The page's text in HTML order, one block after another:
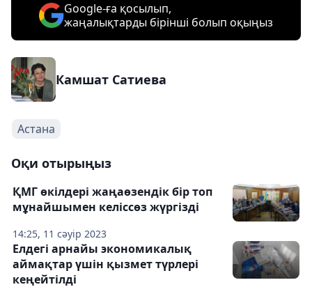
Google-ға қосылып,
жаңалықтарды бірінші болып оқыңыз
Камшат Сатиева
Астана
Оқи отырыңыз
14:25, 11 сәуір 2023
ҚМГ өкілдері жаңаөзендік бір топ
мұнайшымен келіссөз жүргізді
Елдегі арнайы экономикалық
аймақтар үшін қызмет түрлері
кеңейтілді